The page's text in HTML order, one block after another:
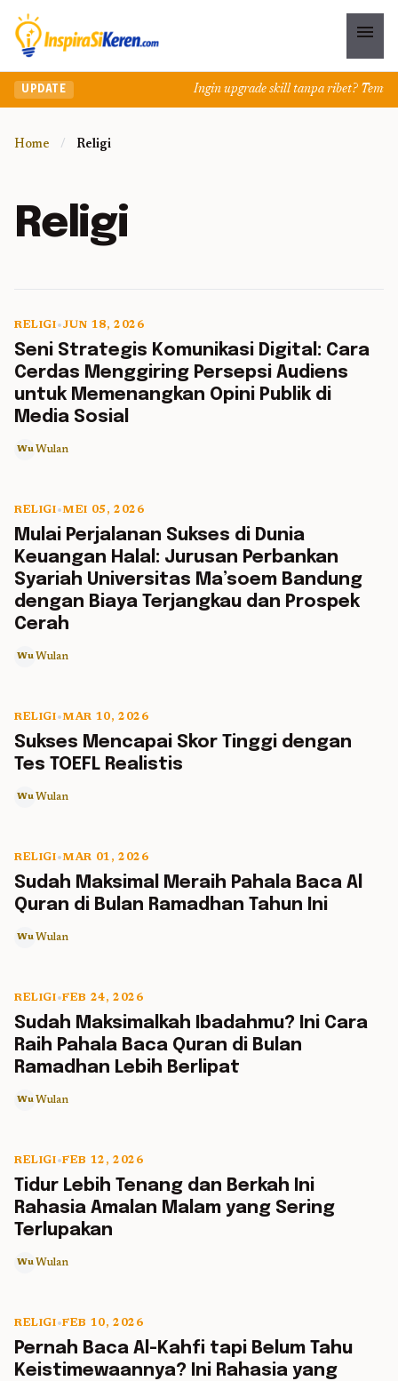
menu
UPDATE Ingin upgrade skill tanpa ribet?
Home / Religi
Religi
5 min read
RELIGI•JUN 18, 2026
Seni Strategis Komunikasi Digital: Cara
Cerdas Menggiring Persepsi Audiens
untuk Memenangkan Opini Publik di
Media Sosial
Wu Wulan
RELIGI•MEI 05, 2026
Mulai Perjalanan Sukses di Dunia
Keuangan Halal: Jurusan Perbankan
Syariah Universitas Ma’soem Bandung
dengan Biaya Terjangkau dan Prospek
Cerah
Wu Wulan
RELIGI•MAR 10, 2026
Sukses Mencapai Skor Tinggi dengan
Tes TOEFL Realistis
Wu Wulan
5 min read
RELIGI•MAR 01, 2026
Sudah Maksimal Meraih Pahala Baca Al
Quran di Bulan Ramadhan Tahun Ini
Wu Wulan
5 min read
RELIGI•FEB 24, 2026
Sudah Maksimalkah Ibadahmu? Ini Cara
Raih Pahala Baca Quran di Bulan
Ramadhan Lebih Berlipat
Wu Wulan
5 min read
RELIGI•FEB 12, 2026
Tidur Lebih Tenang dan Berkah Ini
Rahasia Amalan Malam yang Sering
Terlupakan
Wu Wulan
5 min read
RELIGI•FEB 10, 2026
Pernah Baca Al-Kahfi tapi Belum Tahu
Keistimewaannya? Ini Rahasia yang